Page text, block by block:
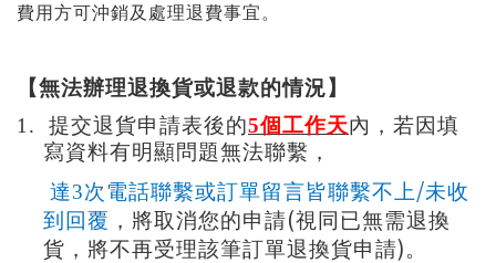
費用方可沖銷及處理退費事宜。
【無法辦理退換貨或退款的情況】
1.
提交退貨申請表後的5個工作天內，若因填
寫資料有明顯問題無法聯繫，
達3次電話聯繫或訂單留言皆聯繫不上/未收
到回覆 ，將取消您的申請(視同已無需退換
貨，將不再受理該筆訂單退換貨申請)。